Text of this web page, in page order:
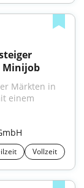
Minijob
Märkten in
einem
Vollzeit